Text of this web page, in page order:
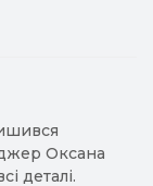
Оксана
деталі.